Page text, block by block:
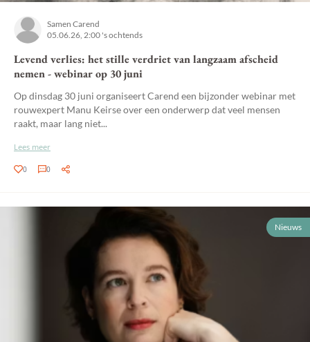
Samen Carend
05.06.26, 2:00 's ochtends
Levend verlies: het stille verdriet van langzaam afscheid
nemen - webinar op 30 juni
Op dinsdag 30 juni organiseert Carend een bijzonder webinar met
rouwexpert Manu Keirse over een onderwerp dat veel mensen
raakt, maar lang niet...
Lees meer
0 0
Nieuws